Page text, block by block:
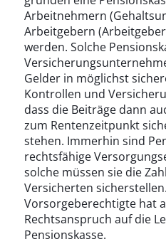
Arbeitnehmern
Arbeitgebern
werden. Solche
Gelder in möglichst
Kontrollen und
dass die Beiträge dann
zum Rentenzeitpunkt
stehen. Immerhin sind
rechtsfähige
solche müssen sie die
Versicherten
Vorsorgeberechtigte hat
Rechtsanspruch auf die
Pensionskasse.